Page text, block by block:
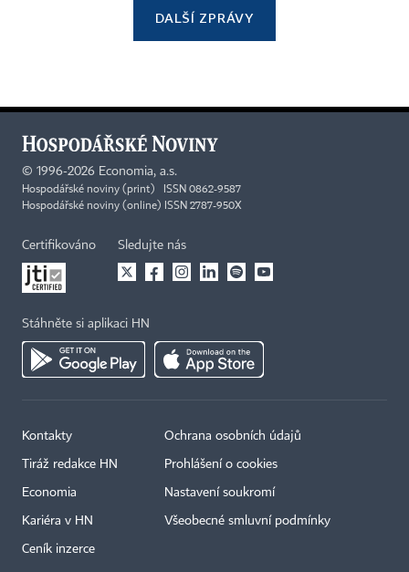
DALŠÍ ZPRÁVY
© 1996-2026 Economia, a.s.
Hospodářské noviny (print) ISSN 0862-9587
Hospodářské noviny (online) ISSN 2787-950X
Certifikováno Sledujte nás
Stáhněte si aplikaci HN
Kontakty
Tiráž redakce HN
Economia
Kariéra v HN
Ceník inzerce
Ochrana osobních údajů
Prohlášení o cookies
Nastavení soukromí
Všeobecné smluvní podmínky